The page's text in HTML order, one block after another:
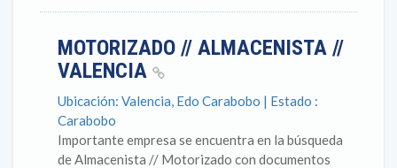
MOTORIZADO // ALMACENISTA //
VALENCIA
Ubicación: Valencia, Edo Carabobo | Estado :
Carabobo
Importante empresa se encuentra en la búsqueda
de Almacenista // Motorizado con documentos